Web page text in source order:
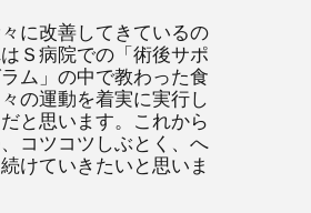
に改善してきているの
Ｓ病院での「術後サポ
ム」の中で教わった食
の運動を着実に実行し
と思います。これから
コツコツしぶとく、へ
けていきたいと思いま